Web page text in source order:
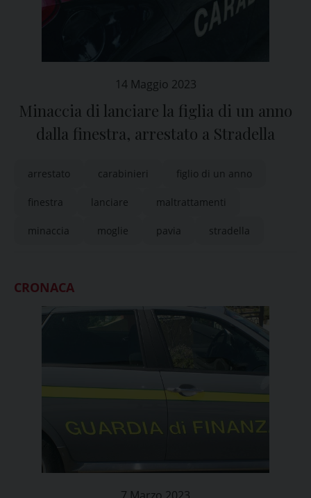
14 Maggio 2023
Minaccia di lanciare la figlia di un anno
dalla finestra, arrestato a Stradella
arrestato carabinieri figlio di un anno
finestra lanciare maltrattamenti
minaccia moglie pavia stradella
CRONACA